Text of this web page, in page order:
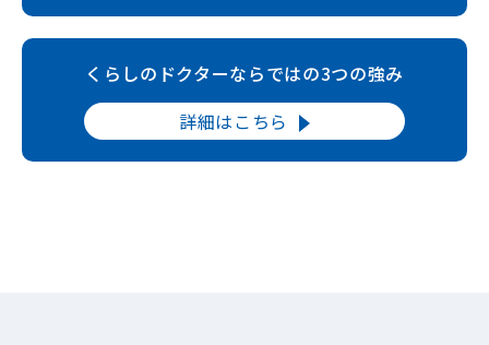
くらしのドクターならではの3つの強み
詳細はこちら